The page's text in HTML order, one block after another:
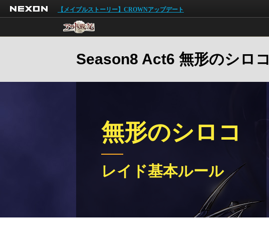
NEXON
【メイプルストーリー】CROWNアップデート
Season8 Act6 無形のシロコ
無形のシロコ
レイド基本ルール